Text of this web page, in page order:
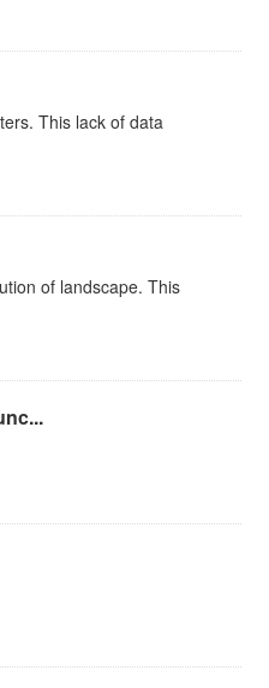
This lack of data
of landscape. This